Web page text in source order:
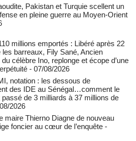
Pakistan et Turquie scellent un
en pleine guerre au Moyen-Orient
millions emportés : Libéré après 22
les barreaux, Fily Sané, Ancien
célèbre Ino, replonge et écope d’une
- 07/08/2026
notation : les dessous de
des IDE au Sénégal…comment le
passé de 3 milliards à 37 millions de
2026
maire Thierno Diagne de nouveau
foncier au cœur de l’enquête -